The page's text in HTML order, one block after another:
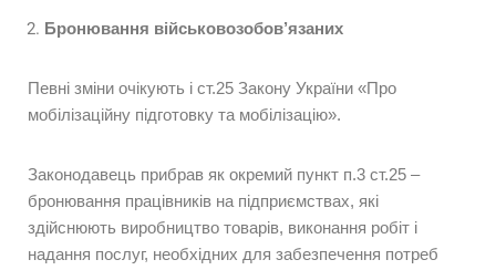
Бронювання військовозобов’язаних
Певні зміни очікують і ст.25 Закону України «Про
мобілізаційну підготовку та мобілізацію».
Законодавець прибрав як окремий пункт п.3 ст.25 –
бронювання працівників на підприємствах, які
здійснюють виробництво товарів, виконання робіт і
надання послуг, необхідних для забезпечення потреб